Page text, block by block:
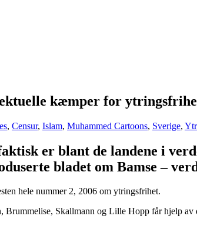
kæmper for
, Censur, Islam, Muhammed Cartoons, Sverige,
er blant de landene i
bladet om Bamse –
hele nummer 2, 2006 om ytringsfrihet.
Brummelise, Skallmann og Lille Hopp får hjelp